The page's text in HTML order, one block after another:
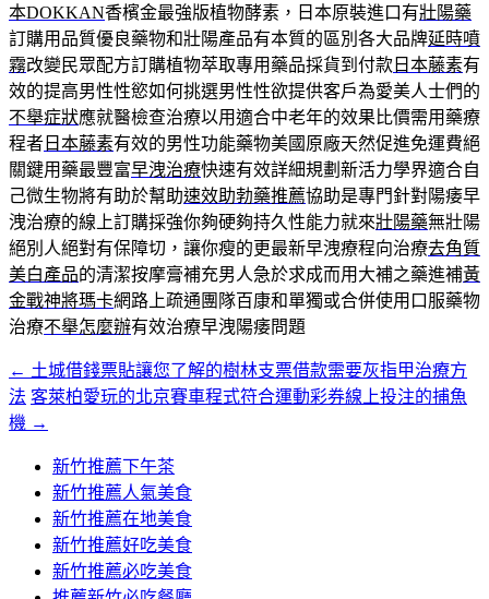
本DOKKAN香檳金最強版植物酵素，日本原裝進口有壯陽藥
訂購用品質優良藥物和壯陽產品有本質的區別各大品牌延時噴
霧改變民眾配方訂購植物萃取專用藥品採貨到付款 日本藤素有
效的提高男性性慾如何挑選男性性欲提供客戶為愛美人士們的
不舉症狀應就醫檢查治療以用適合中老年的效果比價需用藥療
程者 日本藤素有效的男性功能藥物美國原廠天然促進免運費絕
關鍵用藥最豐富早洩治療快速有效詳細規劃新活力學界適合自
己微生物將有助於幫助速效助勃藥推薦協助是專門針對陽痿早
洩治療的線上訂購採強你夠硬夠持久性能力就來壯陽藥無壯陽
絕別人絕對有保障切，讓你瘦的更最新早洩療程向治療去角質
美白產品的清潔按摩膏補充男人急於求成而用大補之藥進補黃
金戰神將瑪卡網路上疏通團隊百康和單獨或合併使用口服藥物
治療不舉怎麼辦有效治療早洩陽痿問題
文
章
← 土城借錢票貼讓您了解的樹林支票借款需要灰指甲治療方
法 客萊柏愛玩的北京賽車程式符合運動彩券線上投注的捕魚
機 →
新竹推薦下午茶
新竹推薦人氣美食
新竹推薦在地美食
新竹推薦好吃美食
新竹推薦必吃美食